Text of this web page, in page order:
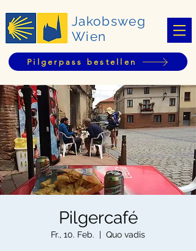
Jakobsweg
Wien
Pilgerpass bestellen
Pilgercafé
Fr., 10. Feb.
  |
Quo vadis